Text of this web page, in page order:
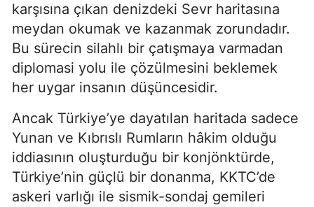
karşısına çıkan denizdeki Sevr haritasına
meydan okumak ve kazanmak zorundadır.
Bu sürecin silahlı bir çatışmaya varmadan
diplomasi yolu ile çözülmesini beklemek
her uygar insanın düşüncesidir.
Ancak Türkiye’ye dayatılan haritada sadece
Yunan ve Kıbrıslı Rumların hâkim olduğu
iddiasının oluşturduğu bir konjönktürde,
Türkiye’nin güçlü bir donanma, KKTC’de
askeri varlığı ile sismik-sondaj gemileri